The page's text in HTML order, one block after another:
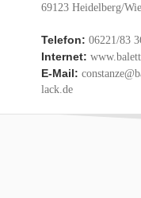
69123 Heidelberg/
Telefon: 06221/83
Internet:
E-Mail:
lack.de